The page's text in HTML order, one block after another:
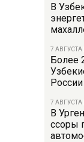
В
7 АВГУСТА
Более
России
7 АВГУСТА
В
ссоры